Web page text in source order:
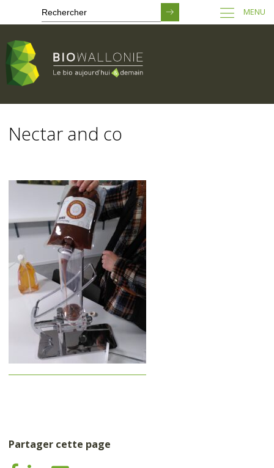
contenu
principal
MENU
Nectar and co
Partager cette page